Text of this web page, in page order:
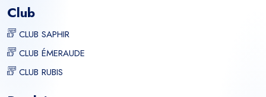
Club
CLUB SAPHIR
CLUB ÉMERAUDE
CLUB RUBIS